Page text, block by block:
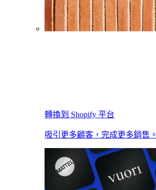
轉換到 Shopify 平台
吸引更多顧客，完成更多銷售。